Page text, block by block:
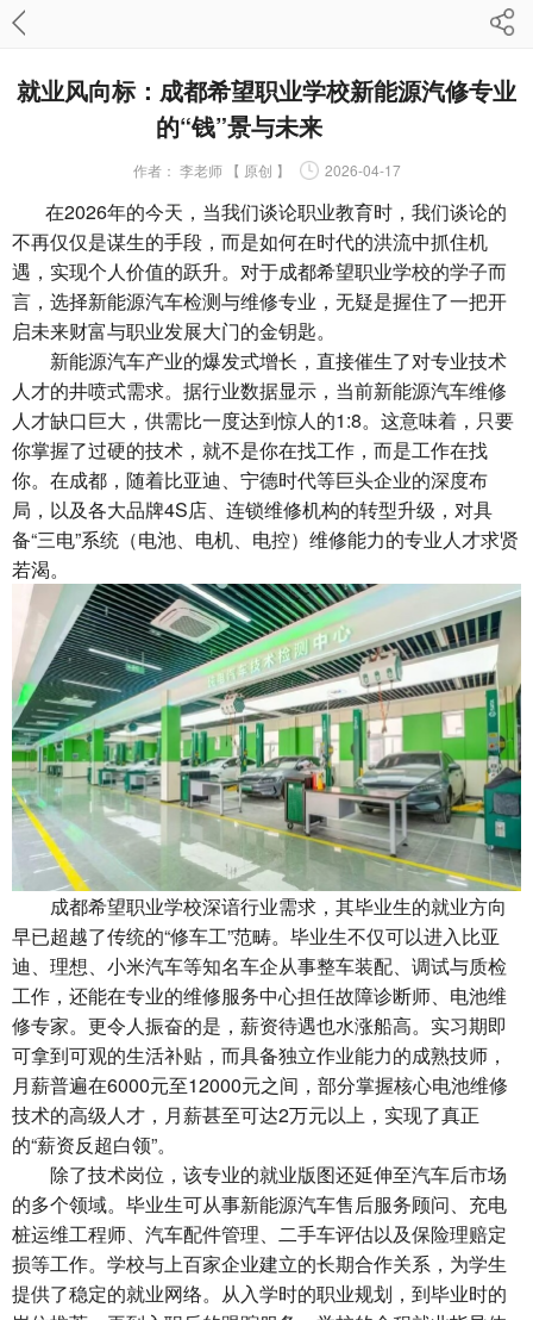
就业风向标：成都希望职业学校新能源汽修专业
的“钱”景与未来
作者： 李老师 【 原创 】 2026-04-17
在2026年的今天，当我们谈论职业教育时，我们谈论的
不再仅仅是谋生的手段，而是如何在时代的洪流中抓住机
遇，实现个人价值的跃升。对于成都希望职业学校的学子而
言，选择新能源汽车检测与维修专业，无疑是握住了一把开
启未来财富与职业发展大门的金钥匙。
新能源汽车产业的爆发式增长，直接催生了对专业技术
人才的井喷式需求。据行业数据显示，当前新能源汽车维修
人才缺口巨大，供需比一度达到惊人的1:8。这意味着，只要
你掌握了过硬的技术，就不是你在找工作，而是工作在找
你。在成都，随着比亚迪、宁德时代等巨头企业的深度布
局，以及各大品牌4S店、连锁维修机构的转型升级，对具
备“三电”系统（电池、电机、电控）维修能力的专业人才求贤
若渴。
成都希望职业学校深谙行业需求，其毕业生的就业方向
早已超越了传统的“修车工”范畴。毕业生不仅可以进入比亚
迪、理想、小米汽车等知名车企从事整车装配、调试与质检
工作，还能在专业的维修服务中心担任故障诊断师、电池维
修专家。更令人振奋的是，薪资待遇也水涨船高。实习期即
可拿到可观的生活补贴，而具备独立作业能力的成熟技师，
月薪普遍在6000元至12000元之间，部分掌握核心电池维修
技术的高级人才，月薪甚至可达2万元以上，实现了真正
的“薪资反超白领”。
除了技术岗位，该专业的就业版图还延伸至汽车后市场
的多个领域。毕业生可从事新能源汽车售后服务顾问、充电
桩运维工程师、汽车配件管理、二手车评估以及保险理赔定
损等工作。学校与上百家企业建立的长期合作关系，为学生
提供了稳定的就业网络。从入学时的职业规划，到毕业时的